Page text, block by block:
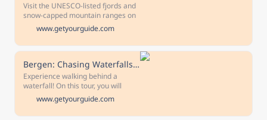
Visit the UNESCO-listed fjords and
snow-capped mountain ranges on
one hassle-free day tour. Hop
aboard to discover the countryside
that frames Bergen, ride the
famous Flåm Railway, admire
Aurlandsfjord, Nærøyfjord, the
village of Flåm, and more.
www.getyourguide.com
Bergen: Chasing Waterfalls of Hardangerfjord Shore Excursion
Experience walking behind a
waterfall! On this tour, you will
explore the natural surroundings
of Bergen, get close to multiple
waterfalls, enjoy Hardangerfjord,
www.getyourguide.com